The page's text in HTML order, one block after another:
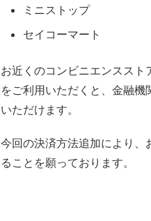
ミニストップ
セイコーマート
お近くのコンビニエンスス
をご利用いただくと、金融
いただけます。
今回の決済方法追加により、
ることを願っております。